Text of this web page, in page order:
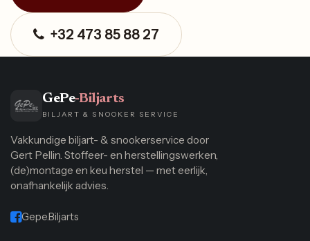
+32 473 85 88 27
GePe-Biljarts
BILJART & SNOOKER SERVICE
Vakkundige biljart- & snookerservice door
Gert Pellin. Stoffeer- en herstellingswerken,
(de)montage en keu herstel — met eerlijk,
onafhankelijk advies.
Gepe.Biljarts